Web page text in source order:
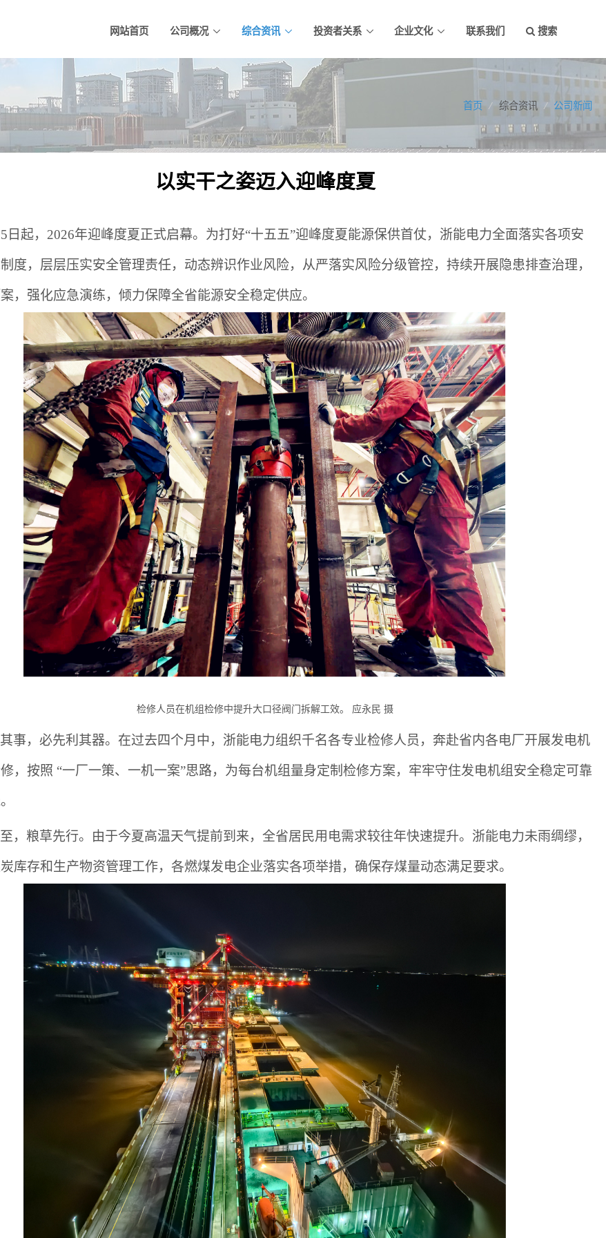
网站首页 公司概况 综合资讯 投资者关系 企业文化 联系我们 搜索
首页 / 综合资讯 / 公司新闻
以实干之姿迈入迎峰度夏
日起，2026年迎峰度夏正式启幕。为打好“十五五”迎峰度夏能源保供首仗，浙能电力全面落实各项安
度，层层压实安全管理责任，动态辨识作业风险，从严落实风险分级管控，持续开展隐患排查治理，
，强化应急演练，倾力保障全省能源安全稳定供应。
检修人员在机组检修中提升大口径阀门拆解工效。 应永民 摄
事，必先利其器。在过去四个月中，浙能电力组织千名各专业检修人员，奔赴省内各电厂开展发电机
，按照 “一厂一策、一机一案”思路，为每台机组量身定制检修方案，牢牢守住发电机组安全稳定可靠
，粮草先行。由于今夏高温天气提前到来，全省居民用电需求较往年快速提升。浙能电力未雨绸缪，
库存和生产物资管理工作，各燃煤发电企业落实各项举措，确保存煤量动态满足要求。